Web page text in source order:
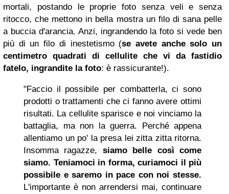
mortali, postando le proprie foto senza veli e senza
ritocco, che mettono in bella mostra un filo di sana pelle
a buccia d'arancia. Anzi, ingrandendo la foto si vede ben
più di un filo di inestetismo (se avete anche solo un
centimetro quadrati di cellulite che vi da fastidio
fatelo, ingrandite la foto: è rassicurante!).
"Faccio il possibile per combatterla, ci sono
prodotti o trattamenti che ci fanno avere ottimi
risultati. La cellulite sparisce e noi vinciamo la
battaglia, ma non la guerra. Perché appena
allentiamo un po' la presa lei zitta zitta ritorna.
Insomma ragazze, siamo belle così come
siamo. Teniamoci in forma, curiamoci il più
possibile e saremo in pace con noi stesse.
L'importante è non arrendersi mai, continuare